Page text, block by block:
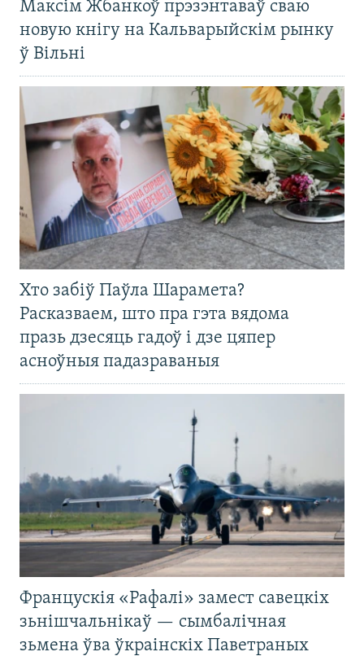
Максім Жбанкоў прэзэнтаваў сваю
новую кнігу на Кальварыйскім рынку
ў Вільні
Хто забіў Паўла Шарамета?
Расказваем, што пра гэта вядома
празь дзесяць гадоў і дзе цяпер
асноўныя падазраваныя
Францускія «Рафалі» замест савецкіх
зьнішчальнікаў — сымбалічная
зьмена ўва ўкраінскіх Паветраных